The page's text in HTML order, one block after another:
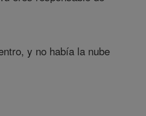
y no había la nube